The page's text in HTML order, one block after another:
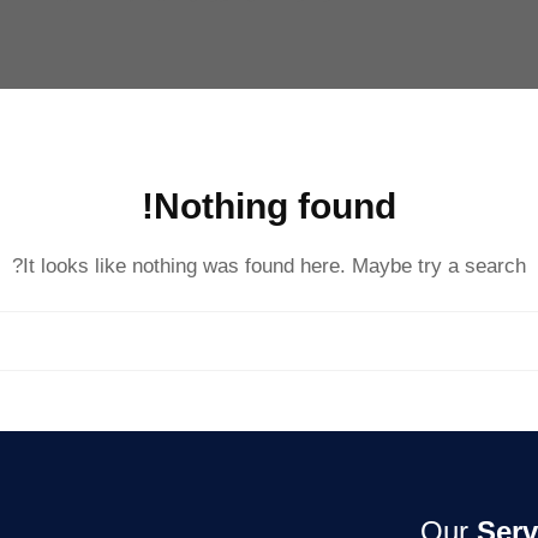
Nothing found!
It looks like nothing was found here. Maybe try a search?
Our